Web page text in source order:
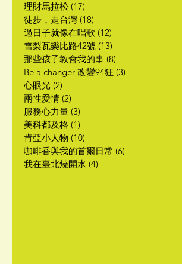
理財馬拉松 (17)
徒步，走台灣 (18)
過日子就像在唱歌 (12)
雪梨瓦樂比路42號 (13)
那些孩子教會我的事 (8)
Be a changer 改變94狂 (3)
心眼光 (2)
兩性愛情 (2)
服務心力量 (3)
美科都及格 (1)
肯亞小人物 (10)
咖啡香與我的首爾日常 (6)
我在臺北燒開水 (4)